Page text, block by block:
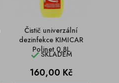
Čistič univerzální
dezinfekce KIMICAR
Polinet 0,8L
SKLADEM
Cena
160,00 Kč